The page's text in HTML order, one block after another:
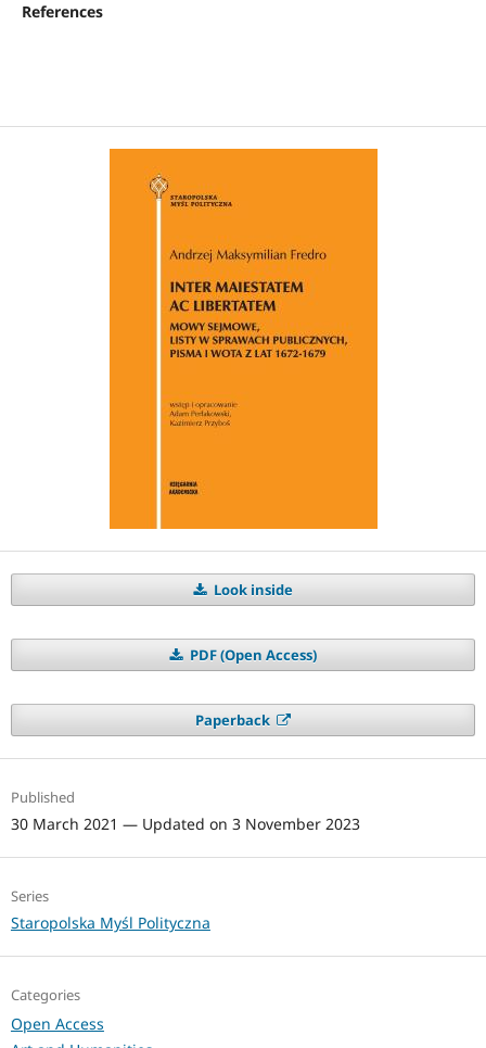
References
Look inside
PDF (Open Access)
Paperback
Published
30 March 2021 — Updated on 3 November 2023
Series
Staropolska Myśl Polityczna
Categories
Open Access